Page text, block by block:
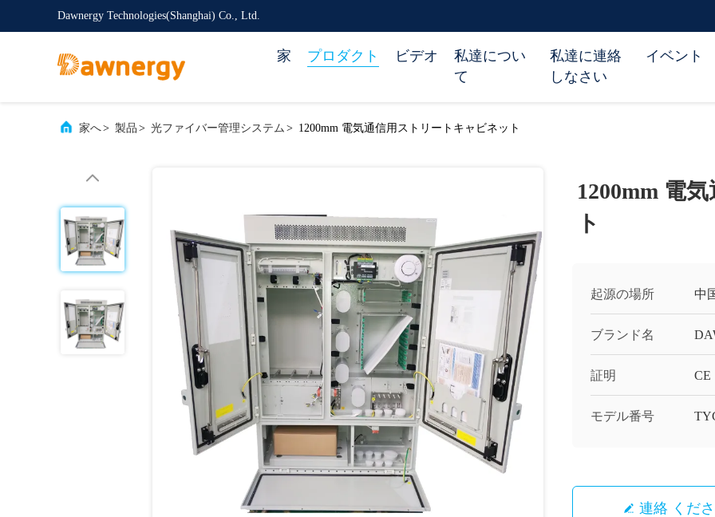
Dawnergy Technologies(Shanghai) Co., Ltd.
家 プロダクト ビデオ
私達につい
て
私達に連絡
しなさい
イベント
家へ> 製品 > 光ファイバー管理システム > 1200mm 電気通信用ストリートキャビネット
1200mm 電
ト
起源の場所 中
ブランド名
証明 CE
モデル番号
連絡 くだ